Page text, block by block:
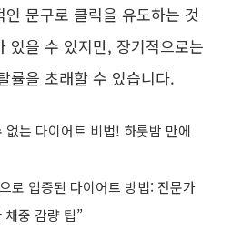
문구로 클릭을 유도하는 것
있을 수 있지만, 장기적으로는
률을 초래할 수 있습니다.
없는 다이어트 비법! 하룻밤 만에
로 입증된 다이어트 방법: 전문가
체중 감량 팁”